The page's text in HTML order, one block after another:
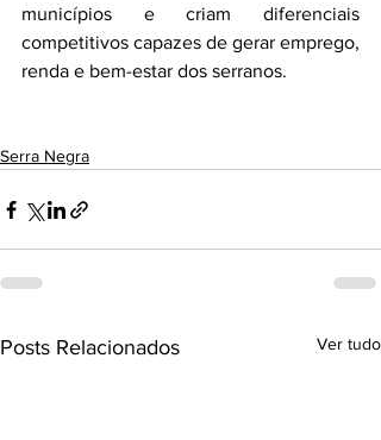
municípios e criam diferenciais
competitivos capazes de gerar emprego,
renda e bem-estar dos serranos.
Serra Negra
Posts Relacionados Ver tudo